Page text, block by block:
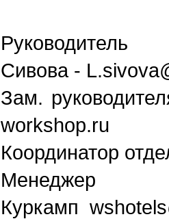
Сивова -
Зам.
workshop.ru
Координатор
Куркамп